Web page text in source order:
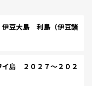
豆大島 利島（伊豆諸
島 ２０２７～２０２